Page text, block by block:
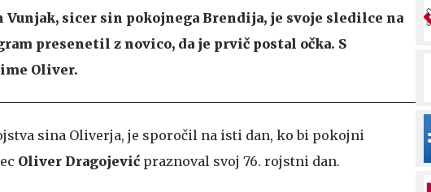
sicer sin pokojnega Brendija, je svoje sledilce na
presenetil z novico, da je prvič postal očka. S
Oliver.
sina Oliverja, je sporočil na isti dan, ko bi pokojni
Oliver Dragojević praznoval svoj 76. rojstni dan.